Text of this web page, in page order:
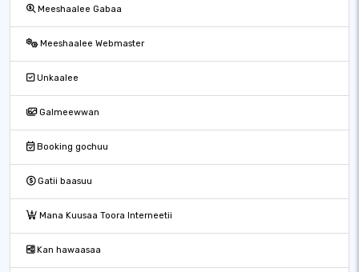
Meeshaalee Gabaa
Meeshaalee Webmaster
Unkaalee
Galmeewwan
Booking gochuu
Gatii baasuu
Mana Kuusaa Toora Interneetii
Kan hawaasaa